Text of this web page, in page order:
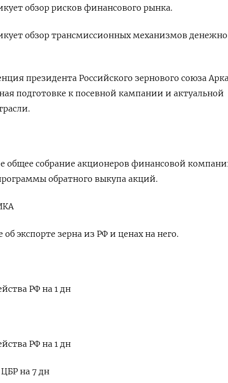
обзор рисков финансового рынка.
обзор трансмиссионных механизмов
президента Российского зернового союза
подготовке к посевной кампании и актуальной
общее собрание акционеров финансовой
обратного выкупа акций.
экспорте зерна из РФ и ценах на него.
РФ на 1 дн
РФ на 1 дн
на 7 дн